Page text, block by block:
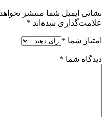
نشانی ایمیل شما منتشر
علامت‌گذاری شده‌اند *
امتیاز شما *
دیدگاه شما *